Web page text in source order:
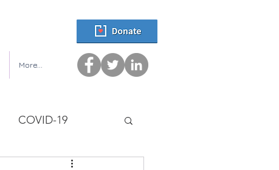
More...
COVID-19